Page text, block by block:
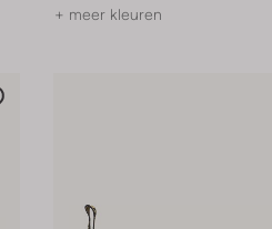
+ meer kleuren